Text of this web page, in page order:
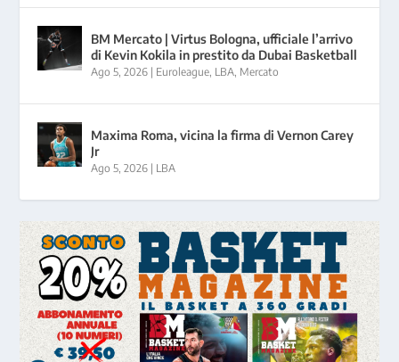
BM Mercato | Virtus Bologna, ufficiale l’arrivo
di Kevin Kokila in prestito da Dubai Basketball
Ago 5, 2026 | Euroleague, LBA, Mercato
Maxima Roma, vicina la firma di Vernon Carey
Jr
Ago 5, 2026 | LBA